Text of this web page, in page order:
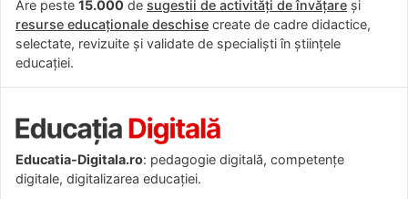
Are peste 15.000 de sugestii de activități de învățare și
resurse educaționale deschise create de cadre didactice,
selectate, revizuite și validate de specialiști în științele
educației.
Educatia-Digitala.ro: pedagogie digitală, competențe
digitale, digitalizarea educației.